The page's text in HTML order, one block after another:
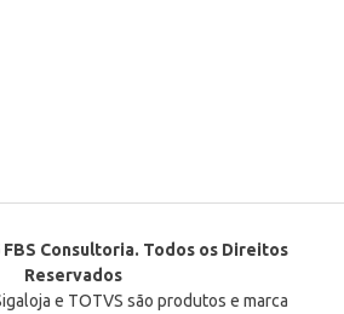
Consultoria. Todos os Direitos
Reservados
e TOTVS são produtos e marca